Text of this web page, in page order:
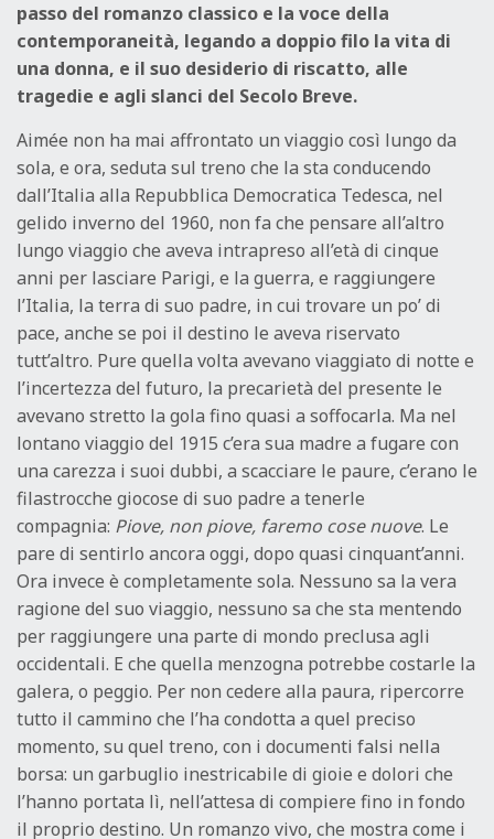
passo del romanzo classico e la voce della
contemporaneità, legando a doppio filo la vita di
una donna, e il suo desiderio di riscatto, alle
tragedie e agli slanci del Secolo Breve.
Aimée non ha mai affrontato un viaggio così lungo da
sola, e ora, seduta sul treno che la sta conducendo
dall’Italia alla Repubblica Democratica Tedesca, nel
gelido inverno del 1960, non fa che pensare all’altro
lungo viaggio che aveva intrapreso all’età di cinque
anni per lasciare Parigi, e la guerra, e raggiungere
l’Italia, la terra di suo padre, in cui trovare un po’ di
pace, anche se poi il destino le aveva riservato
tutt’altro. Pure quella volta avevano viaggiato di notte e
l’incertezza del futuro, la precarietà del presente le
avevano stretto la gola fino quasi a soffocarla. Ma nel
lontano viaggio del 1915 c’era sua madre a fugare con
una carezza i suoi dubbi, a scacciare le paure, c’erano le
filastrocche giocose di suo padre a tenerle
compagnia: Piove, non piove, faremo cose nuove. Le
pare di sentirlo ancora oggi, dopo quasi cinquant’anni.
Ora invece è completamente sola. Nessuno sa la vera
ragione del suo viaggio, nessuno sa che sta mentendo
per raggiungere una parte di mondo preclusa agli
occidentali. E che quella menzogna potrebbe costarle la
galera, o peggio. Per non cedere alla paura, ripercorre
tutto il cammino che l’ha condotta a quel preciso
momento, su quel treno, con i documenti falsi nella
borsa: un garbuglio inestricabile di gioie e dolori che
l’hanno portata lì, nell’attesa di compiere fino in fondo
il proprio destino. Un romanzo vivo, che mostra come i